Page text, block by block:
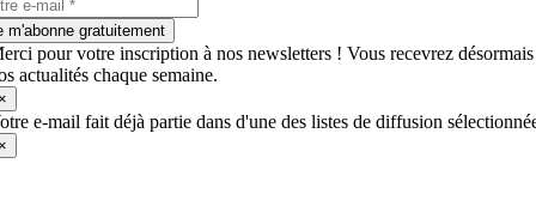
m'abonne gratuitement
pour votre inscription à nos newsletters ! Vous recevrez désormais
actualités chaque semaine.
e-mail fait déjà partie dans d'une des listes de diffusion